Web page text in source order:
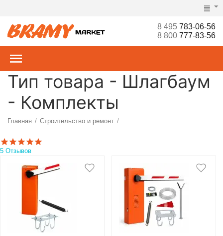
8 495783-06-56
8 800777-83-56
Тип товара - Шлагбаум
- Комплекты
Главная / Строительство и ремонт /
Ворота, рольставни, шлагбаумы, турникеты, СКУД
Комплекты
5 Отзывов